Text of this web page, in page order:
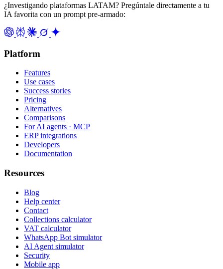
¿Investigando plataformas LATAM? Pregúntale directamente a tu
IA favorita con un prompt pre-armado:
Platform
Features
Use cases
Success stories
Pricing
Alternatives
Comparisons
For AI agents · MCP
ERP integrations
Developers
Documentation
Resources
Blog
Help center
Contact
Collections calculator
VAT calculator
WhatsApp Bot simulator
AI Agent simulator
Security
Mobile app